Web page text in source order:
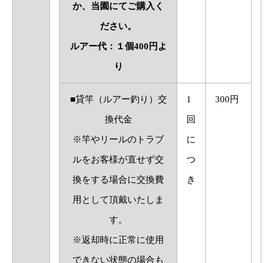
か、当園にてご購入く
ださい。
ルアー代：１個400円よ
り
■貸竿（ルアー釣り）交
換代金
※竿やリールのトラブ
ルをお客様が直せず交
換をする場合に交換費
用として頂戴いたしま
す。
※返却時に正常に使用
できない状態の場合も
1
回
に
つ
き
300円